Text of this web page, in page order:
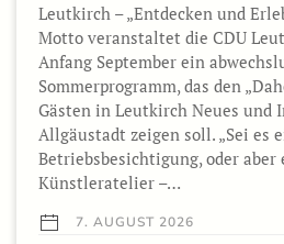
Leutkirch – „Entdecken und
Motto veranstaltet die CDU
Anfang September ein
Sommerprogramm, das den
Gästen in Leutkirch Neues und
Allgäustadt zeigen soll. „Sei es
Betriebsbesichtigung, oder aber
Künstleratelier –…
7. AUGUST 2026